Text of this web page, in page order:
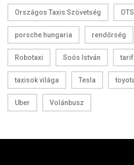
Országos Taxis Szövetség
porsche hungaria rendőrség
Robotaxi Soós István
taxisok világa Tesla
Uber Volánbusz